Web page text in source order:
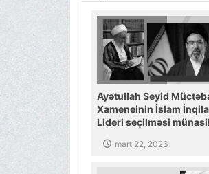
Ayətullah Seyid
Xameneinin İslam
Lideri seçilməsi
Şirazinin mesajı
mart 22, 2026